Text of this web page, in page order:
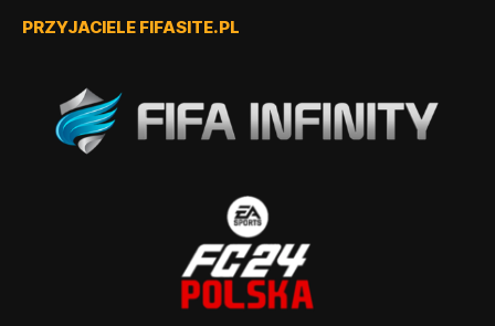
PRZYJACIELE FIFASITE.PL